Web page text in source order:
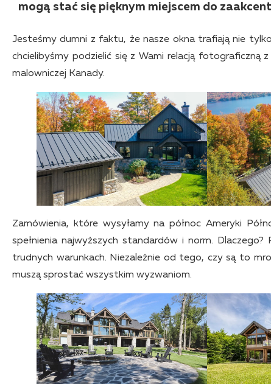
mogą stać się pięknym miejscem do
Jesteśmy dumni z faktu, że nasze okna trafiają nie
chcielibyśmy podzielić się z Wami relacją fotograficzną
malowniczej Kanady.
Zamówienia, które wysyłamy na północ Ameryki
spełnienia najwyższych standardów i norm.
trudnych warunkach. Niezależnie od tego, czy są to
muszą sprostać wszystkim wyzwaniom.